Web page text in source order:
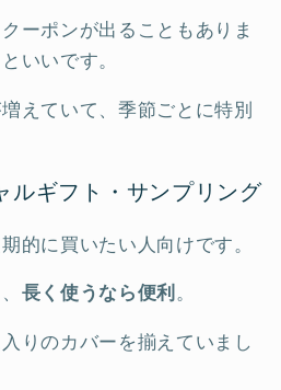
ーポンが出ることもありま
いいです。
えていて、季節ごとに特別
ルギフト・サンプリング
的に買いたい人向けです。
長く使うなら便利 。
りのカバーを揃えていまし